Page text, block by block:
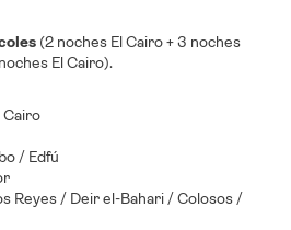
(2 noches El Cairo + 3 noches
El Cairo).
Cairo
/ Edfú
Reyes / Deir el-Bahari / Colosos /